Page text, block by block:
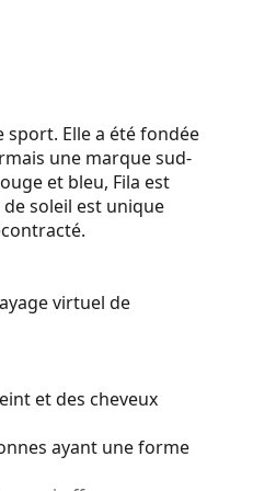
Elle a été fondée
une marque sud-
et bleu, Fila est
soleil est unique
virtuel de
et des cheveux
ayant une forme